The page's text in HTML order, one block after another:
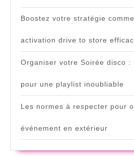
Boostez votre stratégie
activation drive to store
Organiser votre Soirée disco :
pour une playlist inoubliable
Les normes à respecter pour
événement en extérieur